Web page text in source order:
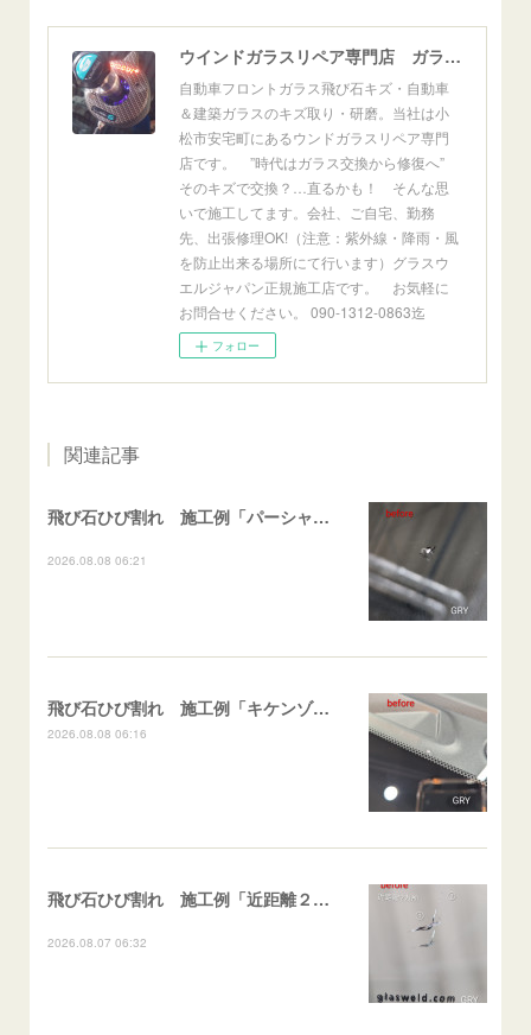
ウインドガラスリペア専門店 ガラスリペア・ヨシダ グラスウェルドジャパン 正規施工店 小松市
自動車フロントガラス飛び石キズ・自動車
＆建築ガラスのキズ取り・研磨。当社は小
松市安宅町にあるウンドガラスリペア専門
店です。 ”時代はガラス交換から修復へ”
そのキズで交換？…直るかも！ そんな思
いで施工してます。会社、ご自宅、勤務
先、出張修理OK!（注意：紫外線・降雨・風
を防止出来る場所にて行います）グラスウ
エルジャパン正規施工店です。 お気軽に
お問合せください。 090-1312-0863迄
フォロー
関連記事
飛び石ひび割れ 施工例「パーシャル系・衝撃点範囲ハマカケ」エスティマ
2026.08.08 06:21
飛び石ひび割れ 施工例「キケンゾーン範囲・ストレートブレイク」フェアレディＺ
2026.08.08 06:16
飛び石ひび割れ 施工例「近距離２箇所・パーシャル系+ストレート系」CX-8
2026.08.07 06:32